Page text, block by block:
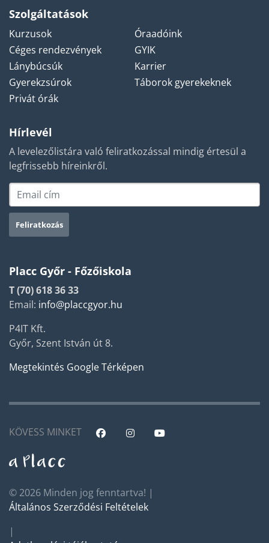
Szolgáltatások
Kurzusok
Óraadóink
Céges rendezvények
GYIK
Lánybúcsúk
Karrier
Gyerekzsúrok
Táborok gyerekeknek
Privát órák
Hírlevél
A levelezőlistára való feliratkozással mindig értesül a
legfrissebb híreinkről.
Placc Győr - Főzőiskola
T (70) 618 36 33
Email: info@placcgyor.hu
P4IT Kft.
Győr, Szent István út 8.
Megtekintés Google Térképen
KÖVESS MINKET
© 2026 Minden jog fenntartva! |
Általános Szerződési Feltételek
|